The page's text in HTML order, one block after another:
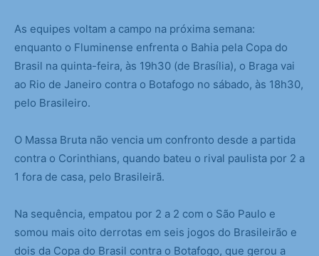
As equipes voltam a campo na próxima semana:
enquanto o Fluminense enfrenta o Bahia pela Copa do
Brasil na quinta-feira, às 19h30 (de Brasília), o Braga vai
ao Rio de Janeiro contra o Botafogo no sábado, às 18h30,
pelo Brasileiro.
O Massa Bruta não vencia um confronto desde a partida
contra o Corinthians, quando bateu o rival paulista por 2 a
1 fora de casa, pelo Brasileirã.
Na sequência, empatou por 2 a 2 com o São Paulo e
somou mais oito derrotas em seis jogos do Brasileirão e
dois da Copa do Brasil contra o Botafogo, que gerou a